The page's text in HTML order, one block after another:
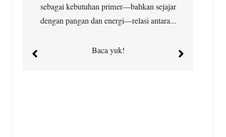
sebagai kebutuhan primer—bahkan sejajar
dengan pangan dan energi—relasi antara...
Baca yuk!